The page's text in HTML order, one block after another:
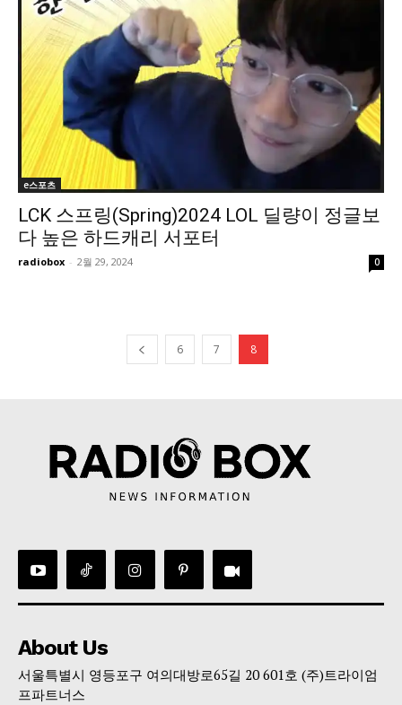
e스포츠
LCK 스프링(Spring)2024 LOL 딜량이 정글보
다 높은 하드캐리 서포터
radiobox - 2월 29, 2024 0
6 7 8
About Us
서울특별시 영등포구 여의대방로65길 20 601호 (주)트라이엄
프파트너스